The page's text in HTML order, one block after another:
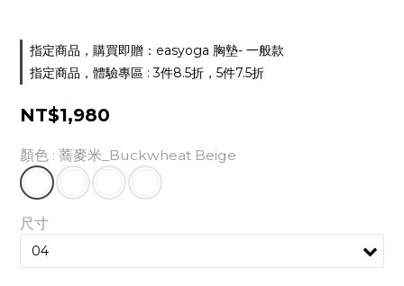
指定商品，購買即贈：easyoga 胸墊- 一般款
指定商品，體驗專區 : 3件8.5折，5件7.5折
NT$1,980
顏色 : 蕎麥米_Buckwheat Beige
尺寸